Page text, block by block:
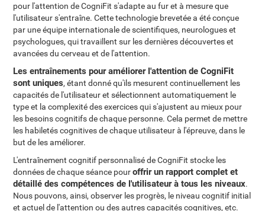
pour l'attention de CogniFit s'adapte au fur et à mesure que
l'utilisateur s'entraîne. Cette technologie brevetée a été conçue
par une équipe internationale de scientifiques, neurologues et
psychologues, qui travaillent sur les dernières découvertes et
avancées du cerveau et de l'attention.
Les entraînements pour améliorer l'attention de CogniFit
sont uniques, étant donné qu'ils mesurent continuellement les
capacités de l'utilisateur et sélectionnent automatiquement le
type et la complexité des exercices qui s'ajustent au mieux pour
les besoins cognitifs de chaque personne. Cela permet de mettre
les habiletés cognitives de chaque utilisateur à l'épreuve, dans le
but de les améliorer.
L'entraînement cognitif personnalisé de CogniFit stocke les
données de chaque séance pouroffrir un rapport complet et
détaillé des compétences de l'utilisateur à tous les niveaux.
Nous pouvons, ainsi, observer les progrès, le niveau cognitif initial
et actuel de l'attention ou des autres capacités cognitives, etc.